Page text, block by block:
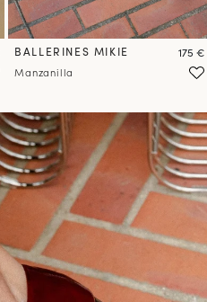
BALLERINES MIKIE
Manzanilla
Prix
175 €